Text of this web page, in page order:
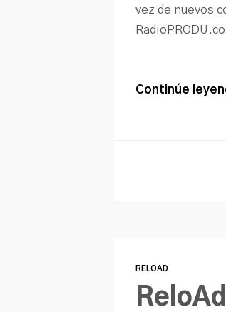
vez de nuevos
Continúe
RELOAD